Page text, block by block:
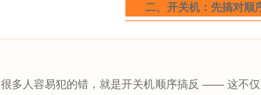
二、开关机：先搞对顺
很多人容易犯的错，就是开关机顺序搞反 —— 这不